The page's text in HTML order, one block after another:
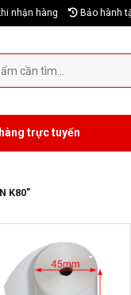
nhận hàng Bảo hành
trực tuyến
K80”
-17%